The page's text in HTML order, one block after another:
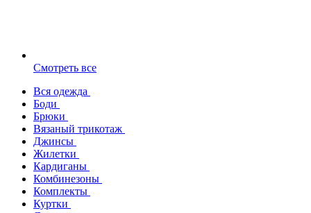
Смотреть все
Вся одежда
Боди
Брюки
Вязаный трикотаж
Джинсы
Жилетки
Кардиганы
Комбинезоны
Комплекты
Куртки